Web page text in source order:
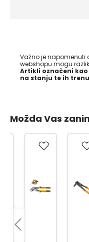
Važno je napomenuti
webshopu mogu
Artikli označeni
na stanju te ih
Možda Vas